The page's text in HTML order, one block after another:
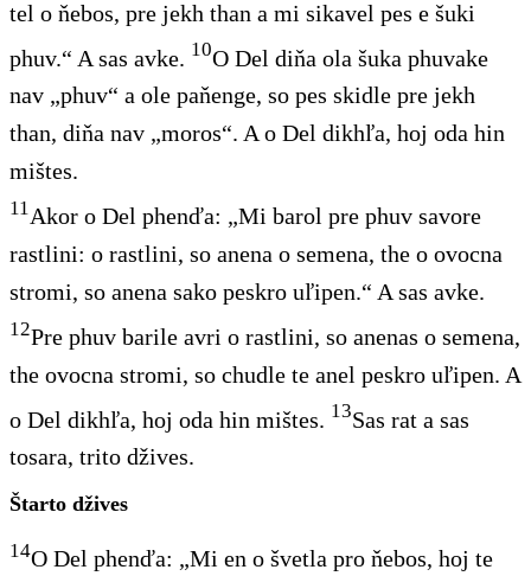
tel o ňebos, pre jekh than a mi sikavel pes e šuki
phuv.“ A sas avke. 10O Del diňa ola šuka phuvake
nav „phuv“ a ole paňenge, so pes skidle pre jekh
than, diňa nav „moros“. A o Del dikhľa, hoj oda hin
mištes.
11Akor o Del phenďa: „Mi barol pre phuv savore
rastlini: o rastlini, so anena o semena, the o ovocna
stromi, so anena sako peskro uľipen.“ A sas avke.
12Pre phuv barile avri o rastlini, so anenas o semena,
the ovocna stromi, so chudle te anel peskro uľipen. A
o Del dikhľa, hoj oda hin mištes.
13Sas rat a sas
tosara, trito džives.
Štarto džives
14O Del phenďa: „Mi en o švetla pro ňebos, hoj te